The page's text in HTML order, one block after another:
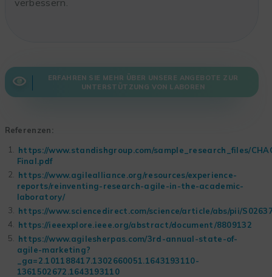
ERFAHREN SIE MEHR ÜBER UNSERE ANGEBOTE ZUR
UNTERSTÜTZUNG VON LABOREN
Referenzen:
https://www.standishgroup.com/sample_research_files/
Final.pdf
https://www.agilealliance.org/resources/experience-
reports/reinventing-research-agile-in-the-academic-
laboratory/
https://www.sciencedirect.com/science/article/abs/pii/
https://ieeexplore.ieee.org/abstract/document/8809132
https://www.agilesherpas.com/3rd-annual-state-of-
agile-marketing?
_ga=2.101188417.1302660051.1643193110-
1361502672.1643193110